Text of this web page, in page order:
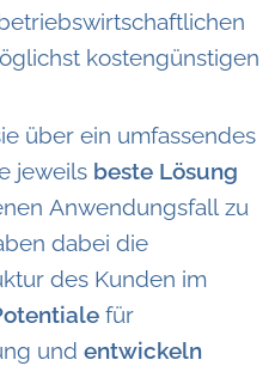
kostengünstigen
über ein umfassendes
jeweils beste Lösung
Anwendungsfall zu
dabei die
des Kunden im
für
und entwickeln